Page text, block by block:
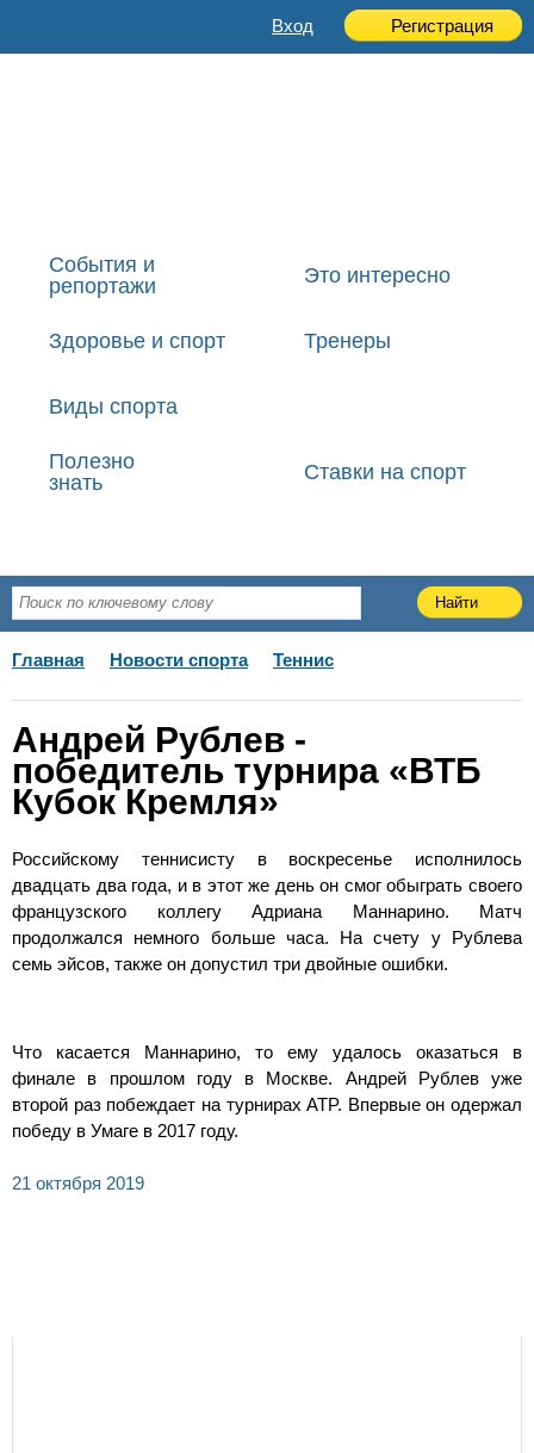
Вход Регистрация
События и
репортажи
Это интересно
Здоровье и спорт Тренеры
Виды спорта
Полезно
знать
Ставки на спорт
Главная Новости спорта Теннис
Андрей Рублев -
победитель турнира «ВТБ
Кубок Кремля»
Российскому теннисисту в воскресенье исполнилось
двадцать два года, и в этот же день он смог обыграть своего
французского коллегу Адриана Маннарино. Матч
продолжался немного больше часа. На счету у Рублева
семь эйсов, также он допустил три двойные ошибки.
Что касается Маннарино, то ему удалось оказаться в
финале в прошлом году в Москве. Андрей Рублев уже
второй раз побеждает на турнирах ATP. Впервые он одержал
победу в Умаге в 2017 году.
21 октября 2019